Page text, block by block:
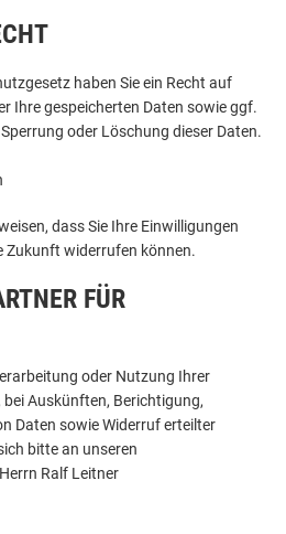
haben Sie ein Recht auf
Ihre gespeicherten Daten sowie ggf.
oder Löschung dieser Daten.
dass Sie Ihre Einwilligungen
Zukunft widerrufen können.
FÜR
oder Nutzung Ihrer
Auskünften, Berichtigung,
Daten sowie Widerruf erteilter
bitte an unseren
Ralf Leitner